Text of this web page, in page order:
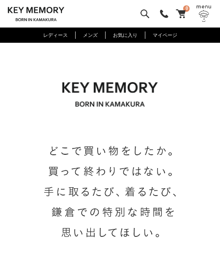
0
レディース メンズ お気に入り マイページ